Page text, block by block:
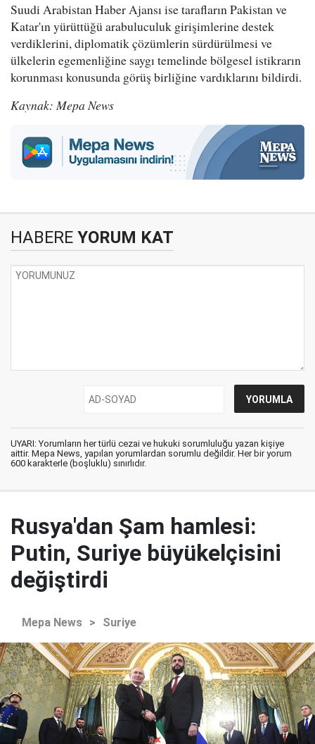
Suudi Arabistan Haber Ajansı ise tarafların Pakistan ve
Katar'ın yürüttüğü arabuluculuk girişimlerine destek
verdiklerini, diplomatik çözümlerin sürdürülmesi ve
ülkelerin egemenliğine saygı temelinde bölgesel istikrarın
korunması konusunda görüş birliğine vardıklarını bildirdi.
Kaynak: Mepa News
HABERE YORUM KAT
UYARI: Yorumların her türlü cezai ve hukuki sorumluluğu yazan kişiye
aittir. Mepa News, yapılan yorumlardan sorumlu değildir. Her bir yorum
600 karakterle (boşluklu) sınırlıdır.
Rusya'dan Şam hamlesi:
Putin, Suriye büyükelçisini
değiştirdi
Mepa News > Suriye